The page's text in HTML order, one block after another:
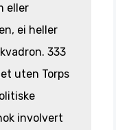
eller
ei heller
333
uten Torps
involvert